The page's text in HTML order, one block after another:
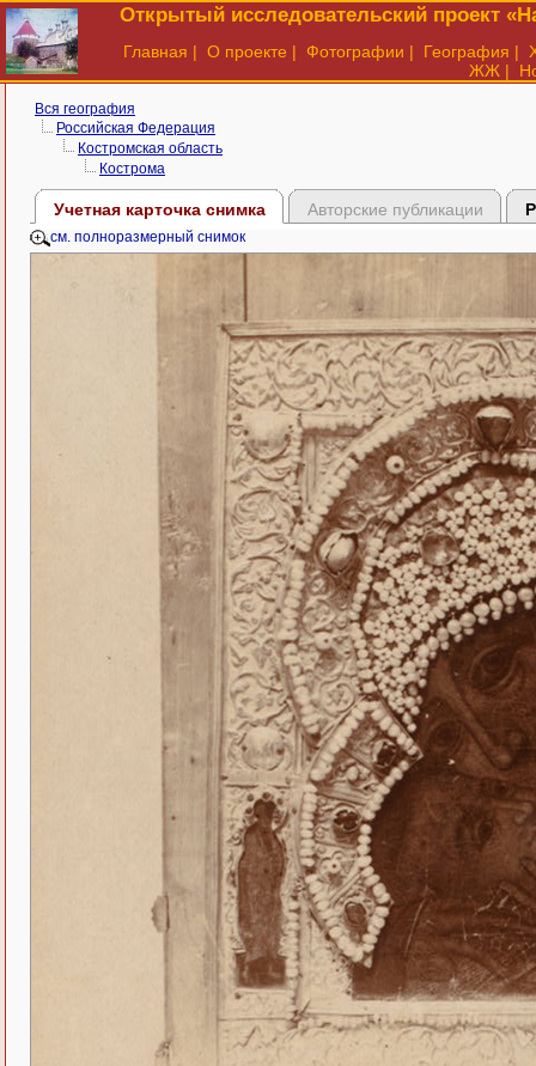
Открытый исследовательский проект
Главная | О проекте | Фотографии | География |
ЖЖ |
Вся география
Российская Федерация
Костромская область
Кострома
Учетная карточка снимка Авторские публикации
см. полноразмерный снимок